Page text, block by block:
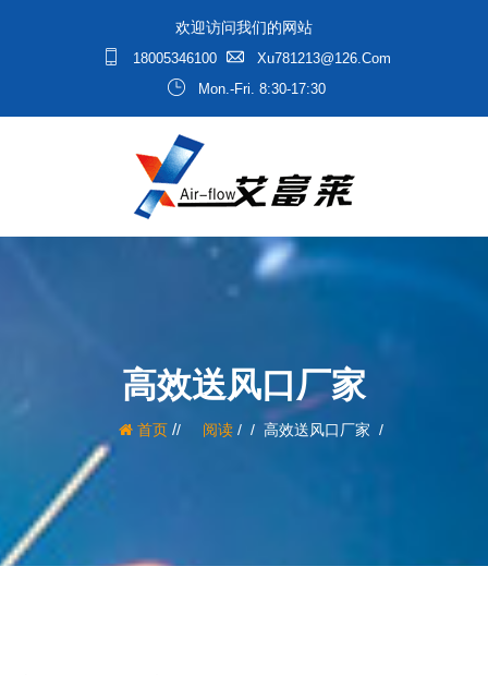
欢迎访问我们的网站
18005346100
Xu781213@126.com
Mon.-Fri. 8:30-17:30
高效送风口厂家
首页/ 阅读/ 高效送风口厂家